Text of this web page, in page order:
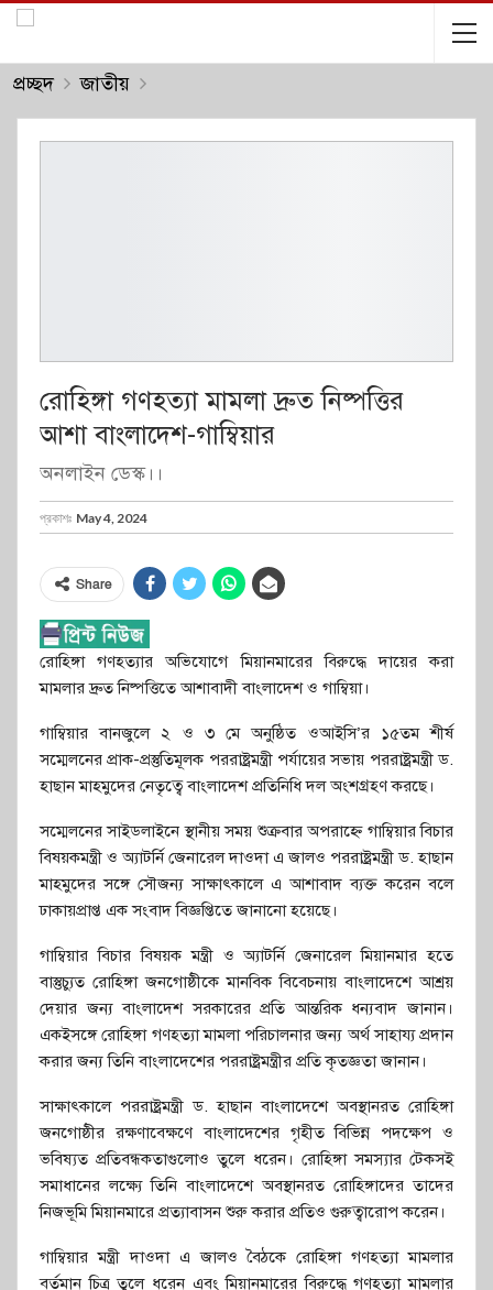
প্রচ্ছদ জাতীয়
রোহিঙ্গা গণহত্যা মামলা দ্রুত নিষ্পত্তির
আশা বাংলাদেশ-গাম্বিয়ার
অনলাইন ডেস্ক।।
প্রকাশঃ May 4, 2024
Share
রোহিঙ্গা গণহত্যার অভিযোগে মিয়ানমারের বিরুদ্ধে দায়ের করা
মামলার দ্রুত নিষ্পত্তিতে আশাবাদী বাংলাদেশ ও গাম্বিয়া।
গাম্বিয়ার বানজুলে ২ ও ৩ মে অনুষ্ঠিত ওআইসি’র ১৫তম শীর্ষ
সম্মেলনের প্রাক-প্রস্তুতিমূলক পররাষ্ট্রমন্ত্রী পর্যায়ের সভায় পররাষ্ট্রমন্ত্রী ড.
হাছান মাহমুদের নেতৃত্বে বাংলাদেশ প্রতিনিধি দল অংশগ্রহণ করছে।
সম্মেলনের সাইডলাইনে স্থানীয় সময় শুক্রবার অপরাহ্নে গাম্বিয়ার বিচার
বিষয়কমন্ত্রী ও অ্যাটর্নি জেনারেল দাওদা এ জালও পররাষ্ট্রমন্ত্রী ড. হাছান
মাহমুদের সঙ্গে সৌজন্য সাক্ষাৎকালে এ আশাবাদ ব্যক্ত করেন বলে
ঢাকায়প্রাপ্ত এক সংবাদ বিজ্ঞপ্তিতে জানানো হয়েছে।
গাম্বিয়ার বিচার বিষয়ক মন্ত্রী ও অ্যাটর্নি জেনারেল মিয়ানমার হতে
বাস্তুচ্যুত রোহিঙ্গা জনগোষ্ঠীকে মানবিক বিবেচনায় বাংলাদেশে আশ্রয়
দেয়ার জন্য বাংলাদেশ সরকারের প্রতি আন্তরিক ধন্যবাদ জানান।
একইসঙ্গে রোহিঙ্গা গণহত্যা মামলা পরিচালনার জন্য অর্থ সাহায্য প্রদান
করার জন্য তিনি বাংলাদেশের পররাষ্ট্রমন্ত্রীর প্রতি কৃতজ্ঞতা জানান।
সাক্ষাৎকালে পররাষ্ট্রমন্ত্রী ড. হাছান বাংলাদেশে অবস্থানরত রোহিঙ্গা
জনগোষ্ঠীর রক্ষণাবেক্ষণে বাংলাদেশের গৃহীত বিভিন্ন পদক্ষেপ ও
ভবিষ্যত প্রতিবন্ধকতাগুলোও তুলে ধরেন। রোহিঙ্গা সমস্যার টেকসই
সমাধানের লক্ষ্যে তিনি বাংলাদেশে অবস্থানরত রোহিঙ্গাদের তাদের
নিজভূমি মিয়ানমারে প্রত্যাবাসন শুরু করার প্রতিও গুরুত্বারোপ করেন।
গাম্বিয়ার মন্ত্রী দাওদা এ জালও বৈঠকে রোহিঙ্গা গণহত্যা মামলার
বর্তমান চিত্র তুলে ধরেন এবং মিয়ানমারের বিরুদ্ধে গণহত্যা মামলার